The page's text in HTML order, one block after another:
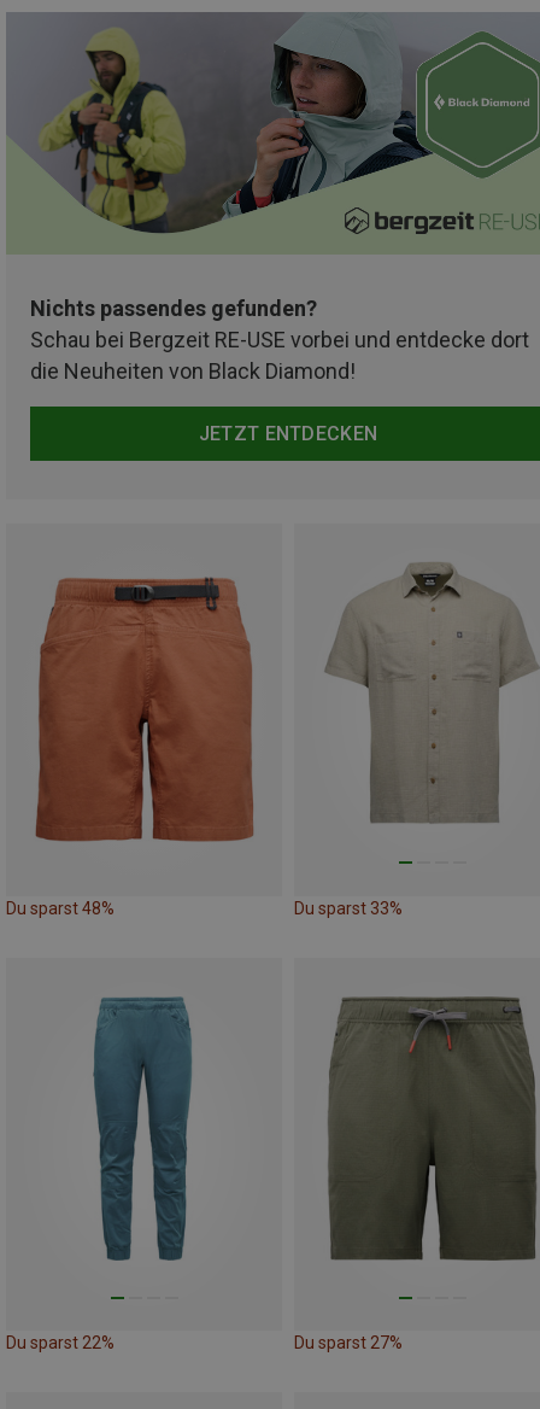
Nichts passendes gefunden?
Schau bei Bergzeit RE-USE vorbei und entdecke dort
die Neuheiten von Black Diamond!
JETZT ENTDECKEN
Du sparst 48% Du sparst 33%
Du sparst 22% Du sparst 27%